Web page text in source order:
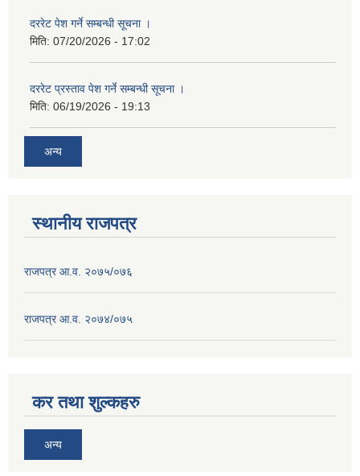
दररेट पेश गर्ने सम्बन्धी सूचना ।
मिति: 07/20/2026 - 17:02
दररेट प्रस्ताव पेश गर्ने सम्बन्धी सूचना ।
मिति: 06/19/2026 - 19:13
अन्य
स्थानीय राजपत्र
राजपत्र आ.व. २०७५/०७६
राजपत्र आ.व. २०७४/०७५
कर तथा शुल्कहरु
अन्य